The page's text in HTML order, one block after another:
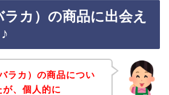
カ）の商品に出会え
ラカ）の商品につい
、個人的に